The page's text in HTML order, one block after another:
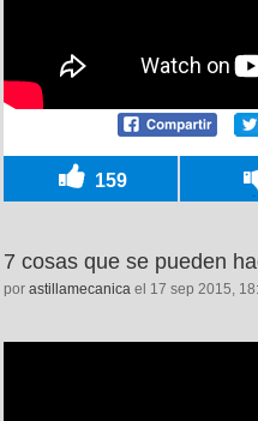
159
7 cosas que se pueden
por astillamecanica el 17 sep 2015,